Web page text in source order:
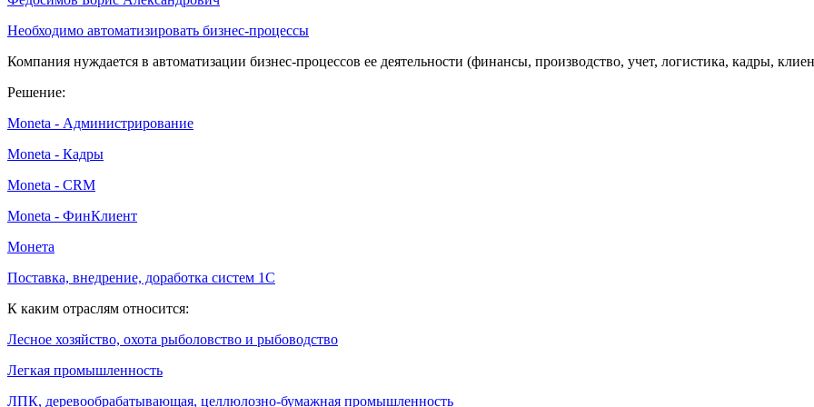
Необходимо автоматизировать бизнес-процессы
Компания нуждается в автоматизации бизнес-процессов ее деятельности (финансы, производство, учет, логистика, кадры,
Решение:
Moneta - Администрирование
Moneta - Кадры
Moneta - CRM
Moneta - ФинКлиент
Монета
Поставка, внедрение, доработка систем 1С
К каким отраслям относится:
Лесное хозяйство, охота рыболовство и рыбоводство
Легкая промышленность
ЛПК, деревообрабатывающая, целлюлозно-бумажная промышленность